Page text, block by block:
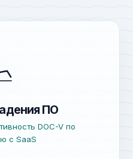
ПО
DOC-V по
с SaaS